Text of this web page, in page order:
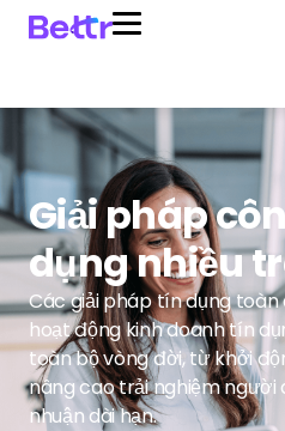
Giải pháp
dụng nhiều
Các giải pháp tín dụng
hoạt động kinh doanh tín
toàn bộ vòng đời, từ khởi
nâng cao trải nghiệm người
nhuận dài hạn.